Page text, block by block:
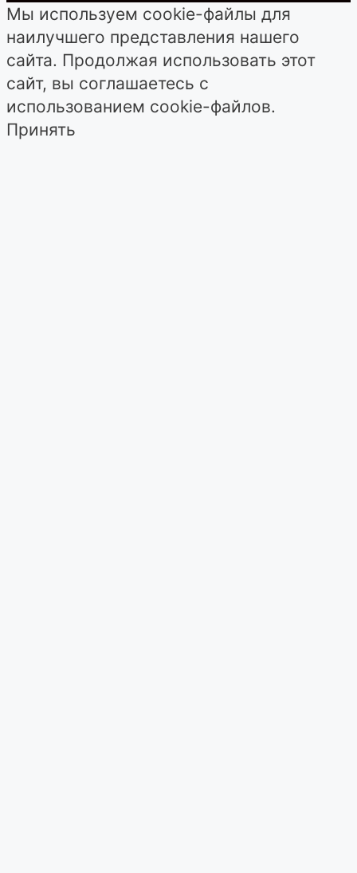
Мы используем cookie-файлы для
наилучшего представления нашего
сайта. Продолжая использовать этот
сайт, вы соглашаетесь с
использованием cookie-файлов.
Принять